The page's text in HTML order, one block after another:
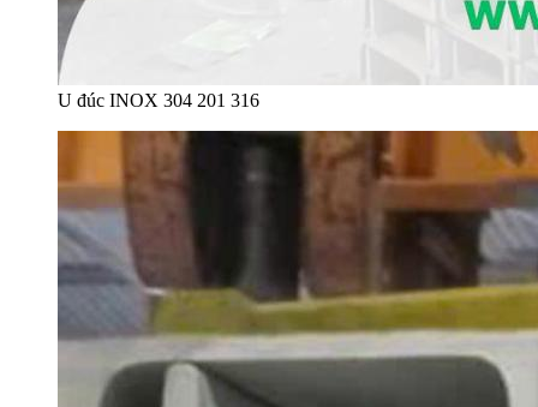
U đúc INOX 304 201 316